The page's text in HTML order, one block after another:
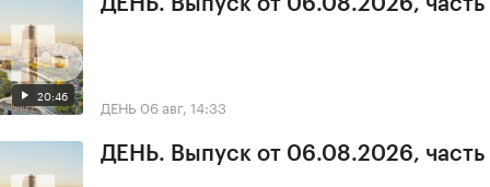
20:46
ДЕНЬ. Выпуск от 06.08.2026, часть
ДЕНЬ 06 авг, 14:33
ДЕНЬ. Выпуск от 06.08.2026, часть